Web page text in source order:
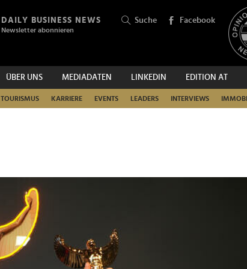
DAILY BUSINESS NEWS
Newsletter abonnieren
Suche Facebook
ÜBER UNS MEDIADATEN LINKEDIN EDITION AT
TOURISMUS KARRIERE EVENTS LEADERS INTERVIEWS
SUCHEN